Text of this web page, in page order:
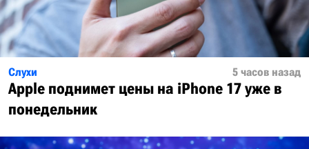
Слухи 5 часов назад
Apple поднимет цены на iPhone 17 уже в
понедельник